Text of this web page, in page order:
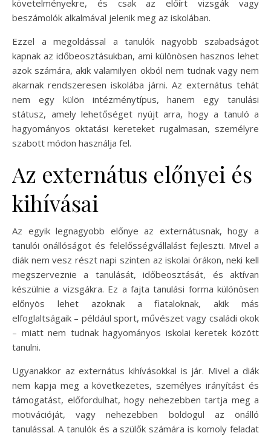
követelményekre, és csak az előírt vizsgák vagy
beszámolók alkalmával jelenik meg az iskolában.
Ezzel a megoldással a tanulók nagyobb szabadságot
kapnak az időbeosztásukban, ami különösen hasznos lehet
azok számára, akik valamilyen okból nem tudnak vagy nem
akarnak rendszeresen iskolába járni. Az externátus tehát
nem egy külön intézménytípus, hanem egy tanulási
státusz, amely lehetőséget nyújt arra, hogy a tanuló a
hagyományos oktatási kereteket rugalmasan, személyre
szabott módon használja fel.
Az externátus előnyei és
kihívásai
Az egyik legnagyobb előnye az externátusnak, hogy a
tanulói önállóságot és felelősségvállalást fejleszti. Mivel a
diák nem vesz részt napi szinten az iskolai órákon, neki kell
megszerveznie a tanulását, időbeosztását, és aktívan
készülnie a vizsgákra. Ez a fajta tanulási forma különösen
előnyös lehet azoknak a fiataloknak, akik más
elfoglaltságaik – például sport, művészet vagy családi okok
– miatt nem tudnak hagyományos iskolai keretek között
tanulni.
Ugyanakkor az externátus kihívásokkal is jár. Mivel a diák
nem kapja meg a következetes, személyes irányítást és
támogatást, előfordulhat, hogy nehezebben tartja meg a
motivációját, vagy nehezebben boldogul az önálló
tanulással. A tanulók és a szülők számára is komoly feladat